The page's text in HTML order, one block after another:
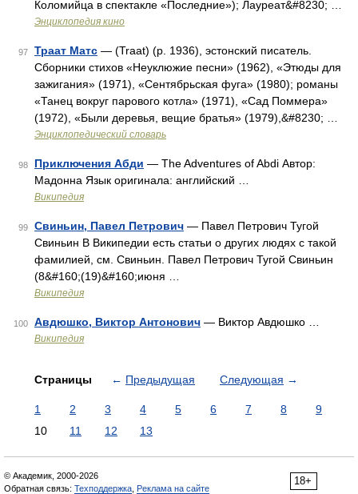
Коломийца в спектакле «Последние»); Лауреат&#8230; …
Энциклопедия кино
97 Траат Матс — (Traat) (р. 1936), эстонский писатель.
Сборники стихов «Неуклюжие песни» (1962), «Этюды для
зажигания» (1971), «Сентябрьская фуга» (1980); романы
«Танец вокруг парового котла» (1971), «Сад Поммера»
(1972), «Были деревья, вещие братья» (1979),&#8230; …
Энциклопедический словарь
98 Приключения Абди — The Adventures of Abdi Автор:
Мадонна Язык оригинала: английский …
Википедия
99 Свиньин, Павел Петрович — Павел Петрович Тугой
Свиньин В Википедии есть статьи о других людях с такой
фамилией, см. Свиньин. Павел Петрович Тугой Свиньин
(8&#160;(19)&#160;июня …
Википедия
100 Авдюшко, Виктор Антонович — Виктор Авдюшко …
Википедия
Страницы ← Предыдущая Следующая →
1 2 3 4 5 6 7 8
9
10
11 12 13
18+
© Академик, 2000-2026
Обратная связь: Техподдержка Реклама на сайте